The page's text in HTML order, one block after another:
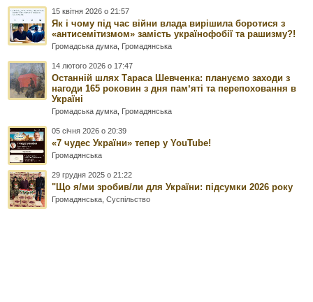
15 квітня 2026 о 21:57
Як і чому під час війни влада вирішила боротися з
«антисемітизмом» замість українофобії та рашизму?!
Громадська думка Громадянська
14 лютого 2026 о 17:47
Останній шлях Тараса Шевченка: плануємо заходи з
нагоди 165 роковин з дня памʼяті та перепоховання в
Україні
Громадська думка Громадянська
05 січня 2026 о 20:39
«7 чудес України» тепер у YouTube!
Громадянська
29 грудня 2025 о 21:22
"Що я/ми зробив/ли для України: підсумки 2026 року
Громадянська ,Суспільство